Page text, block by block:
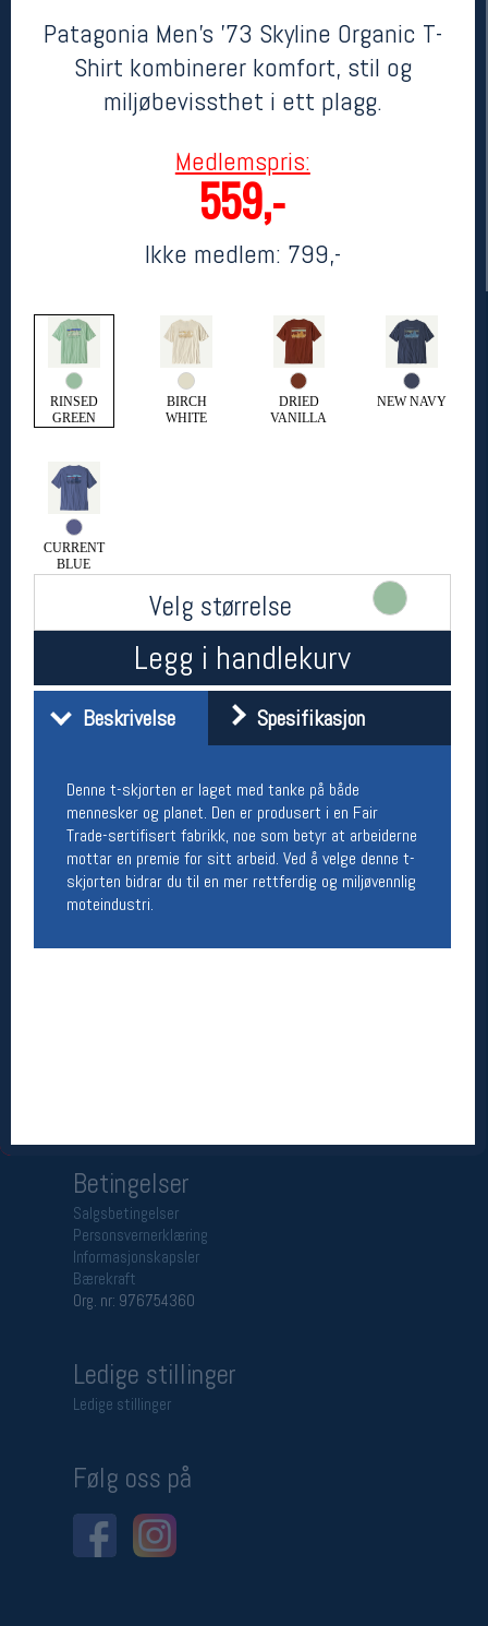
Patagonia Men's '73 Skyline Organic T-
Shirt kombinerer komfort, stil og
miljøbevissthet i ett plagg.
Medlemspris:
559,-
Ikke medlem: 799,-
RINSED
GREEN
BIRCH
WHITE
DRIED
VANILLA
NEW NAVY
CURRENT
BLUE
Velg størrelse
Legg i handlekurv
Beskrivelse Spesifikasjon
Denne t-skjorten er laget med tanke på både
mennesker og planet. Den er produsert i en Fair
Trade-sertifisert fabrikk, noe som betyr at arbeiderne
mottar en premie for sitt arbeid. Ved å velge denne t-
skjorten bidrar du til en mer rettferdig og miljøvennlig
moteindustri.
799,- MEDLEM:559,-
Her finner du oss
Torggata 20
0183 Oslo
Telefon: 23 32 62 00
(telefontid man-fredag klokken 10-13)
Vis i kart
Om oss
Kontakt oss
Åpningstider butikk
Man-Fredag:
11-18
Lørdag:
11-16
Team Oslo Sportslager
Magasinet
Medlemstilbud og aktiviteter
MELD DEG INN GRATIS
Betingelser
Salgsbetingelser
Personsvernerklæring
Informasjonskapsler
Bærekraft
Org. nr: 976754360
Ledige stillinger
Ledige stillinger
Følg oss på